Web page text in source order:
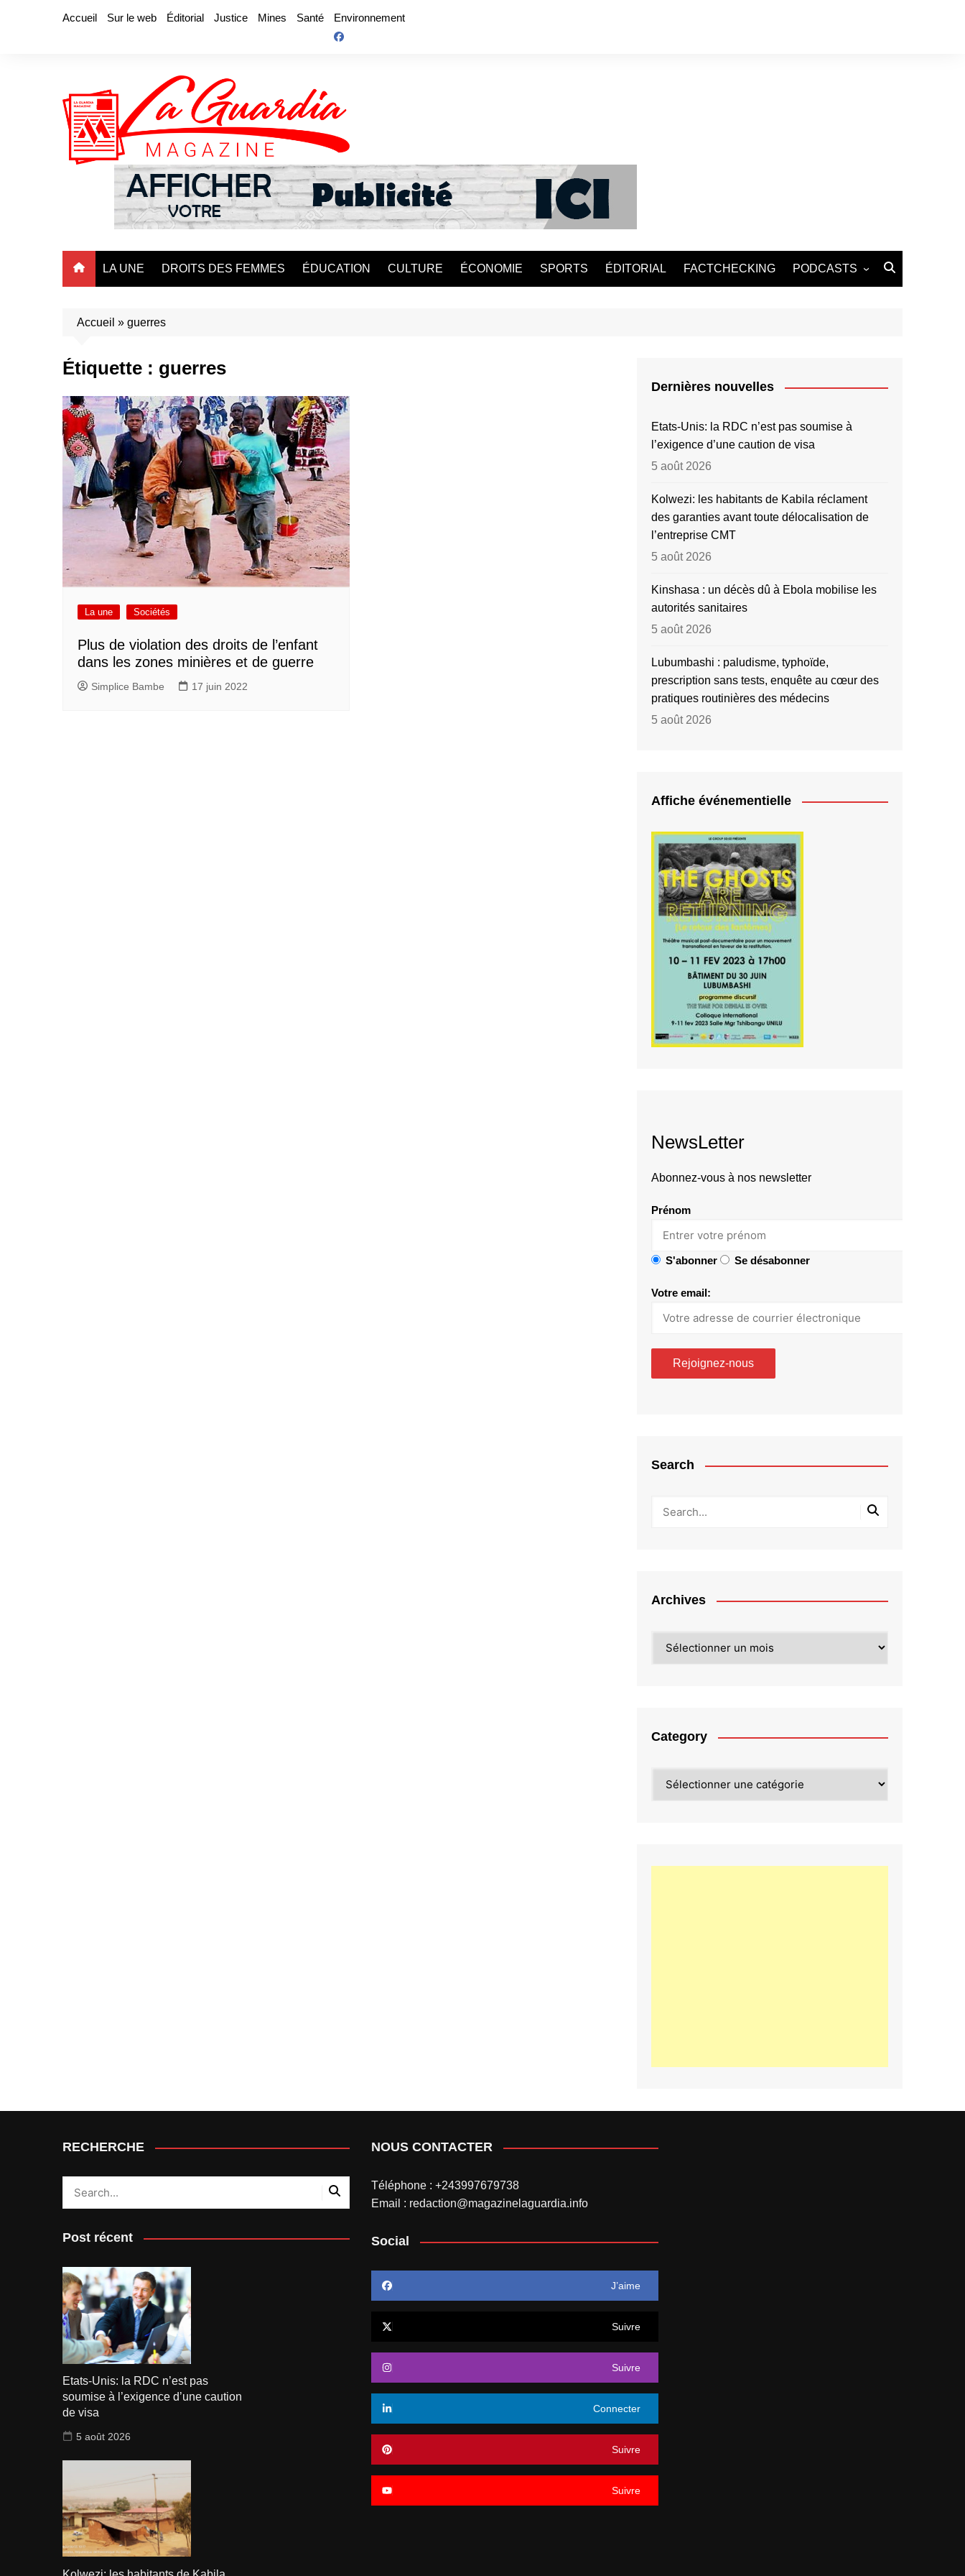
Accueil Sur le web Éditorial Justice Mines Santé Environnement
LA UNE DROITS DES FEMMES ÉDUCATION CULTURE ÉCONOMIE SPORTS ÉDITORIAL FACTCHECKING PODCASTS
Accueil » guerres
Étiquette : guerres
La une Sociétés
Plus de violation des droits de l’enfant
dans les zones minières et de guerre
Simplice Bambe 17 juin 2022
Dernières nouvelles
Etats-Unis: la RDC n’est pas soumise à
l’exigence d’une caution de visa
5 août 2026
Kolwezi: les habitants de Kabila réclament
des garanties avant toute délocalisation de
l’entreprise CMT
5 août 2026
Kinshasa : un décès dû à Ebola mobilise les
autorités sanitaires
5 août 2026
Lubumbashi : paludisme, typhoïde,
prescription sans tests, enquête au cœur des
pratiques routinières des médecins
5 août 2026
Affiche événementielle
NewsLetter
Abonnez-vous à nos newsletter
Prénom
S'abonner Se désabonner
Votre email:
Search
Archives
Category
RECHERCHE
Post récent
Etats-Unis: la RDC n’est pas
soumise à l’exigence d’une caution
de visa
5 août 2026
NOUS CONTACTER
Téléphone : +243997679738
Email : redaction@magazinelaguardia.info
Social
J’aime
Suivre
Suivre
Connecter
Suivre
Suivre